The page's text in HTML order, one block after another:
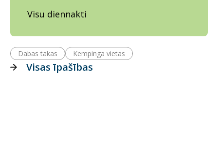
Visu diennakti
Dabas takas Kempinga vietas
Visas īpašības